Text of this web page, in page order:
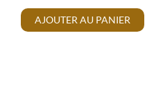
AJOUTER AU PANIER